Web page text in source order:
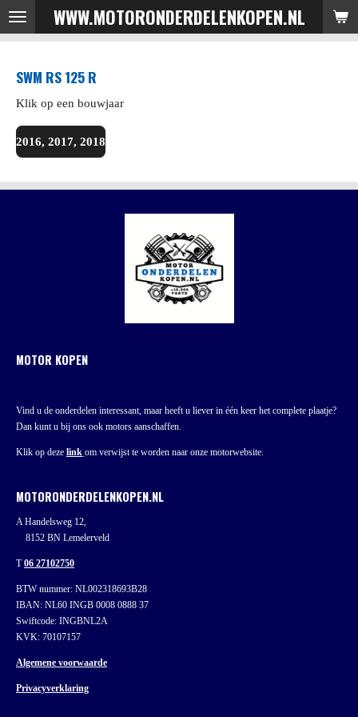
Ga
direct
de
hoofdinhoud
WWW.MOTORONDERDELENKOPEN.NL
SWM RS 125 R
Klik op een bouwjaar
2016, 2017, 2018
MOTOR KOPEN
Vind u de onderdelen interessant, maar heeft u liever in één keer het complete plaatje?
Dan kunt u bij ons ook motors aanschaffen.
Klik op deze link om verwijst te worden naar onze motorwebsite.
MOTORONDERDELENKOPEN.NL
A Handelsweg 12,
8152 BN Lemelerveld
T06 27102750
BTW nummer: NL002318693B28
IBAN: NL60 INGB 0008 0888 37
Swiftcode: INGBNL2A
KVK: 70107157
Algemene voorwaarde
Privacyverklaring